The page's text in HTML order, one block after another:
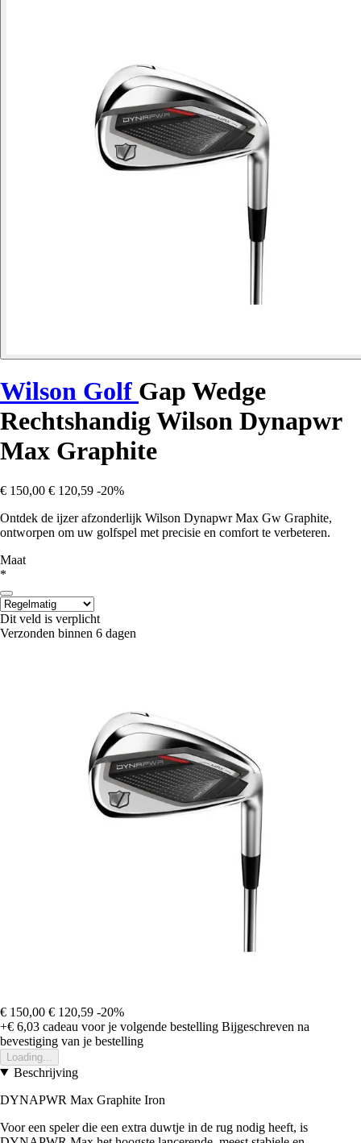
Wilson Golf Gap Wedge
Rechtshandig Wilson Dynapwr
Max Graphite
€ 150,00 € 120,59 -20%
Ontdek de ijzer afzonderlijk Wilson Dynapwr Max Gw Graphite,
ontworpen om uw golfspel met precisie en comfort te verbeteren.
Maat
*
Dit veld is verplicht
Verzonden binnen 6 dagen
€ 150,00 € 120,59 -20%
+€ 6,03 cadeau voor je volgende bestelling Bijgeschreven na
bevestiging van je bestelling
Loading...
Beschrijving
DYNAPWR Max Graphite Iron
Voor een speler die een extra duwtje in de rug nodig heeft, is